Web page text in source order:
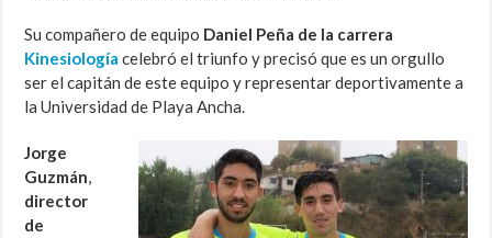
Su compañero de equipo Daniel Peña de la carrera
Kinesiología celebró el triunfo y precisó que es un orgullo
ser el capitán de este equipo y representar deportivamente a
la Universidad de Playa Ancha.
Jorge
Guzmán,
director
de